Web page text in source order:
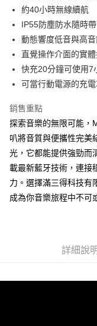
約40小時無線續航
IP55防塵防水隨時
動態響度低音與高
直覺操作介面的實
快充20分鐘可使用7
可當行動電源的充
銷售重點
探索音樂的無限可能，
叭將音質與便攜性完美
光，它都能提供強勁而
載最新藍牙技術，連接
力。選擇滿三得科技有
成為你音樂旅程中不可
詳細說